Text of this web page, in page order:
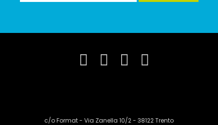
c/o Format - Via Zanella 10/2 - 38122 Trento